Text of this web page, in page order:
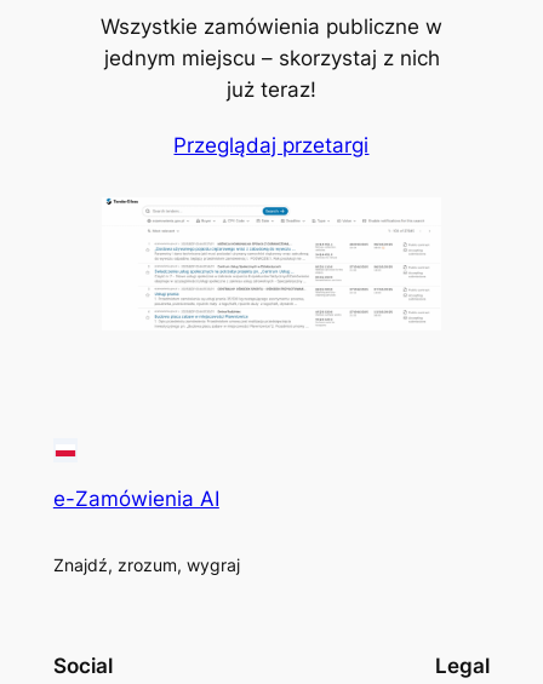
Wszystkie zamówienia publiczne w
jednym miejscu – skorzystaj z nich
już teraz!
Przeglądaj przetargi
e-Zamówienia AI
Znajdź, zrozum, wygraj
Social Legal